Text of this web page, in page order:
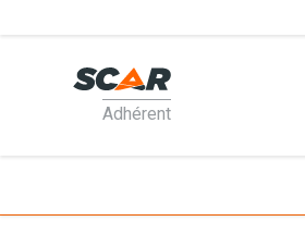
Adhérent